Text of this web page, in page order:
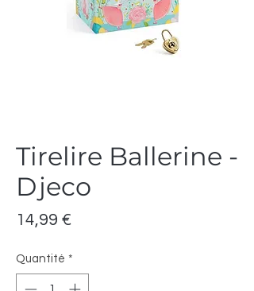
Tirelire Ballerine -
Djeco
14,99 €
Quantité *